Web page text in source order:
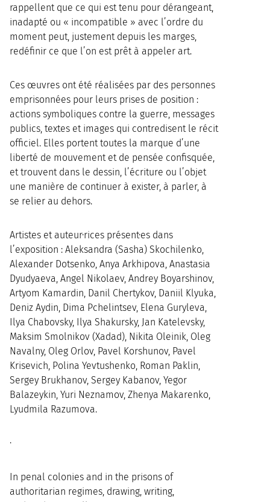
rappellent que ce qui est tenu pour dérangeant,
inadapté ou « incompatible » avec l’ordre du
moment peut, justement depuis les marges,
redéfinir ce que l’on est prêt à appeler art.
Ces œuvres ont été réalisées par des personnes
emprisonnées pour leurs prises de position :
actions symboliques contre la guerre, messages
publics, textes et images qui contredisent le récit
officiel. Elles portent toutes la marque d’une
liberté de mouvement et de pensée confisquée,
et trouvent dans le dessin, l’écriture ou l’objet
une manière de continuer à exister, à parler, à
se relier au dehors.
Artistes et auteur·rices présent·es dans
l’exposition : Aleksandra (Sasha) Skochilenko,
Alexander Dotsenko, Anya Arkhipova, Anastasia
Dyudyaeva, Angel Nikolaev, Andrey Boyarshinov,
Artyom Kamardin, Danil Chertykov, Daniil Klyuka,
Deniz Aydin, Dima Pchelintsev, Elena Guryleva,
Ilya Chabovsky, Ilya Shakursky, Jan Katelevsky,
Maksim Smolnikov (Xadad), Nikita Oleinik, Oleg
Navalny, Oleg Orlov, Pavel Korshunov, Pavel
Krisevich, Polina Yevtushenko, Roman Paklin,
Sergey Brukhanov, Sergey Kabanov, Yegor
Balazeykin, Yuri Neznamov, Zhenya Makarenko,
Lyudmila Razumova.
·
In penal colonies and in the prisons of
authoritarian regimes, drawing, writing,